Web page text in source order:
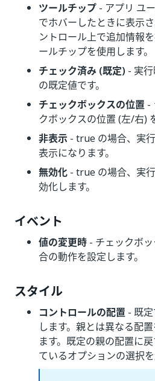
ツールチップ - アプリ ユ
でホバーしたときに表示
ントロール上で追加情報
ールチップを使用します。
チェック済み (既定) - 実
の既定値です。
チェックボックスの位置 -
クボックスの位置 (左/右)
非表示 - true の場合、実
表示になります。
無効化 - true の場合、実
効化します。
イベント
値の変更時 - チェックボ
合の動作を設定します。
スタイル
コントロールの配置 - 既
します。親とは異なる配
ます。既定の親の配置に
ているオプションの選択を